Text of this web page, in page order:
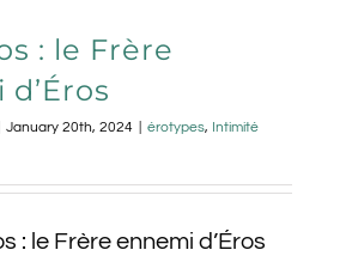
: le Frère
January 20th, 2024 érotypes, Intimité
: le Frère ennemi d’Éros